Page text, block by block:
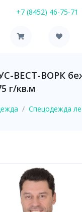
+7 (8452) 46-75-71
ВЕСТ-ВОРК
г/кв.м
Спецодежда